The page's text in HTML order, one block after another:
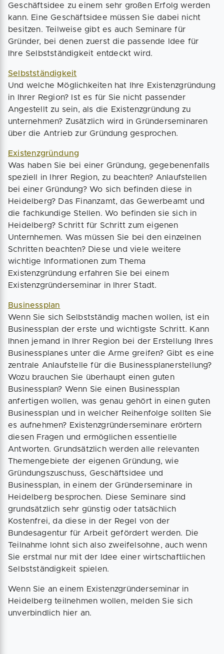
Geschäftsidee zu einem sehr großen Erfolg werden
kann. Eine Geschäftsidee müssen Sie dabei nicht
besitzen. Teilweise gibt es auch Seminare für
Gründer, bei denen zuerst die passende Idee für
Ihre Selbstständigkeit entdeckt wird.
Selbstständigkeit
Und welche Möglichkeiten hat Ihre Existenzgründung
in Ihrer Region? Ist es für Sie nicht passender
Angestellt zu sein, als die Existenzgründung zu
unternehmen? Zusätzlich wird in Gründerseminaren
über die Antrieb zur Gründung gesprochen.
Existenzgründung
Was haben Sie bei einer Gründung, gegebenenfalls
speziell in Ihrer Region, zu beachten? Anlaufstellen
bei einer Gründung? Wo sich befinden diese in
Heidelberg? Das Finanzamt, das Gewerbeamt und
die fachkundige Stellen. Wo befinden sie sich in
Heidelberg? Schritt für Schritt zum eigenen
Unternhemen. Was müssen Sie bei den einzelnen
Schritten beachten? Diese und viele weitere
wichtige Informationen zum Thema
Existenzgründung erfahren Sie bei einem
Existenzgründerseminar in Ihrer Stadt.
Businessplan
Wenn Sie sich Selbstständig machen wollen, ist ein
Businessplan der erste und wichtigste Schritt. Kann
Ihnen jemand in Ihrer Region bei der Erstellung Ihres
Businessplanes unter die Arme greifen? Gibt es eine
zentrale Anlaufstelle für die Businessplanerstellung?
Wozu brauchen Sie überhaupt einen guten
Businessplan? Wenn Sie einen Businessplan
anfertigen wollen, was genau gehört in einen guten
Businessplan und in welcher Reihenfolge sollten Sie
es aufnehmen? Existenzgründerseminare erörtern
diesen Fragen und ermöglichen essentielle
Antworten. Grundsätzlich werden alle relevanten
Themengebiete der eigenen Gründung, wie
Gründungszuschuss, Geschäftsidee und
Businessplan, in einem der Gründerseminare in
Heidelberg besprochen. Diese Seminare sind
grundsätzlich sehr günstig oder tatsächlich
Kostenfrei, da diese in der Regel von der
Bundesagentur für Arbeit gefördert werden. Die
Teilnahme lohnt sich also zweifelsohne, auch wenn
Sie erstmal nur mit der Idee einer wirtschaftlichen
Selbstständigkeit spielen.
Wenn Sie an einem Existenzgründerseminar in
Heidelberg teilnehmen wollen, melden Sie sich
unverbindlich hier an.